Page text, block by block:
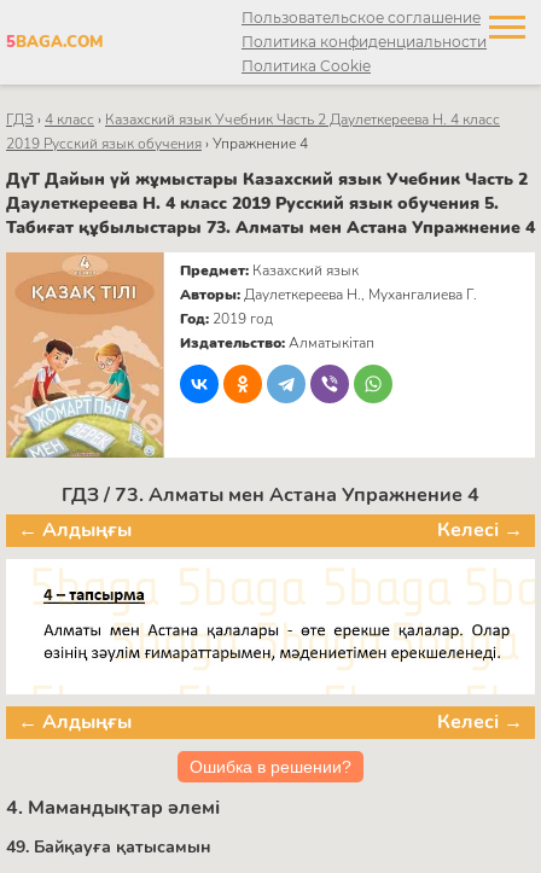
5BAGA.COM
Пользовательское соглашение
Политика конфиденциальности
Политика Cookie
ГДЗ ›4 класс › Казахский язык Учебник Часть 2 Даулеткереева Н. 4 класс
2019 Русский язык обучения›Упражнение 4
ДүТ Дайын үй жұмыстары Казахский язык Учебник Часть 2
Даулеткереева Н. 4 класс 2019 Русский язык обучения 5.
Табиғат құбылыстары 73. Алматы мен Астана Упражнение 4
Предмет: Казахский язык
Авторы:Даулеткереева Н., Мухангалиева Г.
Год: 2019 год
Издательство:Алматыкітап
ГДЗ / 73. Алматы мен Астана Упражнение 4
← Алдыңғы
Келесі →
← Алдыңғы Келесі →
Ошибка в решении?
4. Мамандықтар әлемі
49. Байқауға қатысамын